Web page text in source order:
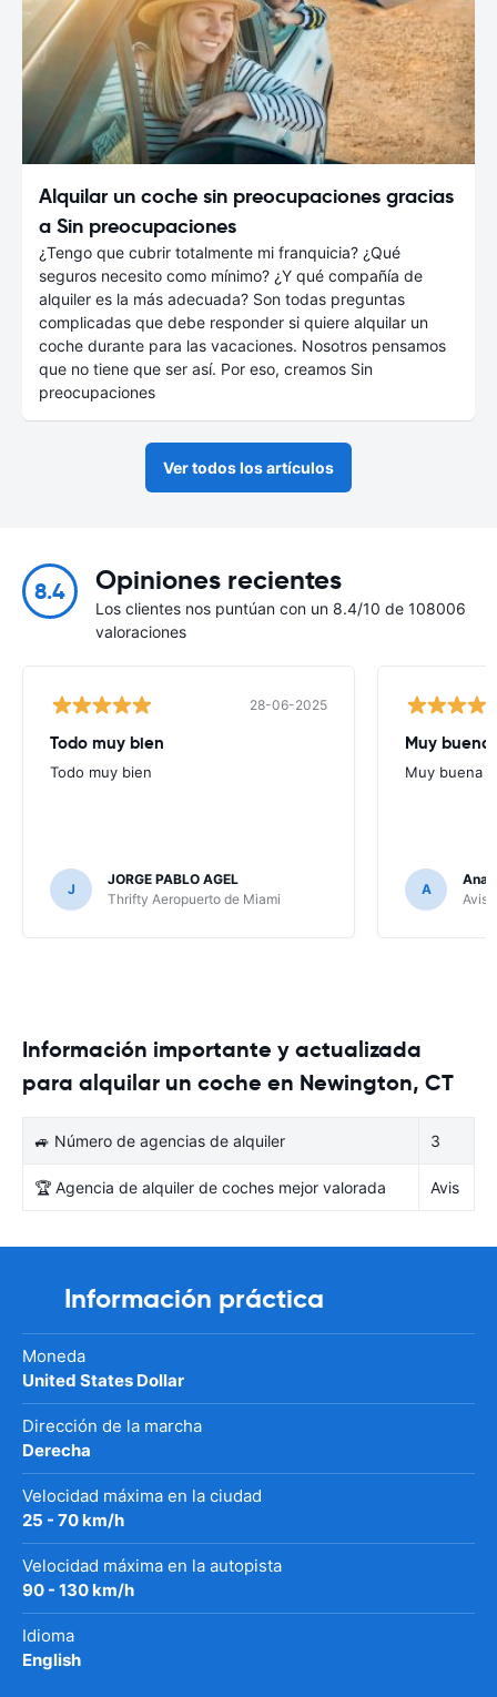
Alquilar un coche sin preocupaciones gracias
a Sin preocupaciones
¿Tengo que cubrir totalmente mi franquicia? ¿Qué
seguros necesito como mínimo? ¿Y qué compañía de
alquiler es la más adecuada? Son todas preguntas
complicadas que debe responder si quiere alquilar un
coche durante para las vacaciones. Nosotros pensamos
que no tiene que ser así. Por eso, creamos Sin
preocupaciones
Ver todos los artículos
8.4 Opiniones recientes
Los clientes nos puntúan con un 8.4/10 de 108006
valoraciones
28-06-2025
Todo muy bien
Todo muy bien
J
JORGE PABLO AGEL
Thrifty Aeropuerto de Miami
Muy buena
Muy buena
A
Ana
Avis
Información importante y actualizada
para alquilar un coche en Newington, CT
🚙 Número de agencias de alquiler 3
🏆 Agencia de alquiler de coches mejor valorada Avis
Información práctica
Moneda
United States Dollar
Dirección de la marcha
Derecha
Velocidad máxima en la ciudad
25 - 70 km/h
Velocidad máxima en la autopista
90 - 130 km/h
Idioma
English